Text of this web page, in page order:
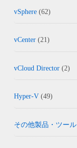
vSphere (62)
vCenter (21)
vCloud Director (2)
Hyper-V (49)
その他製品・ツール